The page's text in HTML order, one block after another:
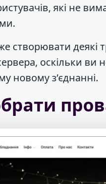
які не
створювати деякі
оскільки
новому з’єднанні.